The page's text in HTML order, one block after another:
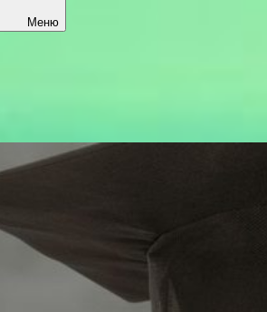
Меню